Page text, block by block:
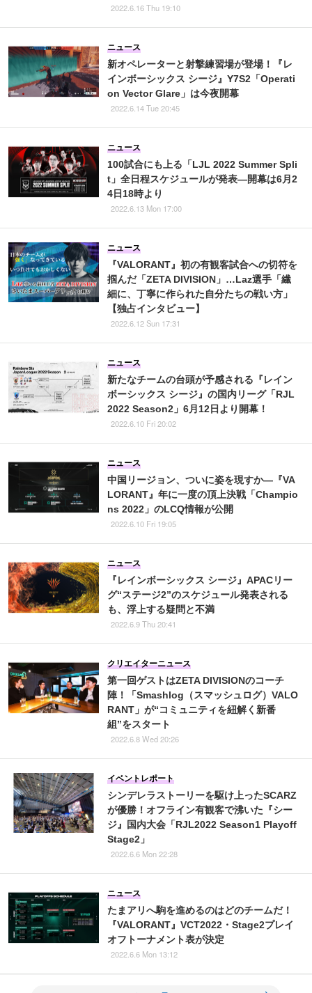
2022.6.16 Thu 19:10
新オペレーターと射撃練習場が登場！『レ
インボーシックス シージ』Y7S2「Operati
on Vector Glare」は今夜開幕
ニュース
2022.6.14 Tue 20:45
100試合にも上る「LJL 2022 Summer Spli
t」全日程スケジュールが発表―開幕は6月2
4日18時より
ニュース
2022.6.13 Mon 17:00
『VALORANT』初の有観客試合への切符を
掴んだ「ZETA DIVISION」…Laz選手「繊
細に、丁寧に作られた自分たちの戦い方」
【独占インタビュー】
ニュース
2022.6.12 Sun 17:31
新たなチームの台頭が予感される『レイン
ボーシックス シージ』の国内リーグ「RJL
2022 Season2」6月12日より開幕！
ニュース
2022.6.10 Fri 20:02
中国リージョン、ついに姿を現すか―『VA
LORANT』年に一度の頂上決戦「Champio
ns 2022」のLCQ情報が公開
ニュース
2022.6.10 Fri 19:05
『レインボーシックス シージ』APACリー
グ“ステージ2”のスケジュール発表される
も、浮上する疑問と不満
ニュース
2022.6.9 Thu 20:41
第一回ゲストはZETA DIVISIONのコーチ
陣！「Smashlog（スマッシュログ）VALO
RANT」が“コミュニティを紐解く新番
組”をスタート
クリエイターニュース
2022.6.8 Wed 20:26
シンデレラストーリーを駆け上ったSCARZ
が優勝！オフライン有観客で沸いた『シー
ジ』国内大会「RJL2022 Season1 Playoff
Stage2」
イベントレポート
2022.6.6 Mon 22:28
たまアリへ駒を進めるのはどのチームだ！
『VALORANT』VCT2022・Stage2プレイ
オフトーナメント表が決定
ニュース
2022.6.6 Mon 13:12